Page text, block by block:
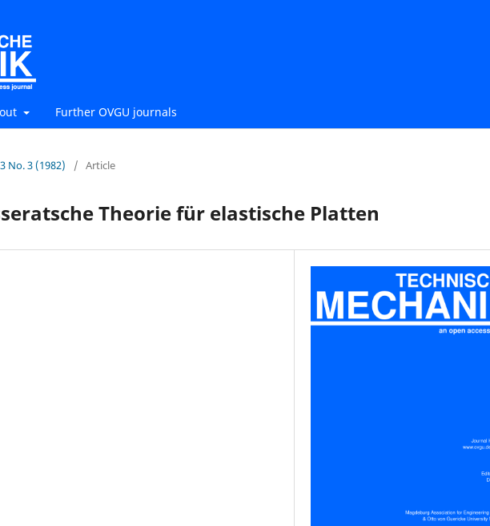
Further OVGU journals
No. 3 (1982) / Article
Theorie für elastische Platten